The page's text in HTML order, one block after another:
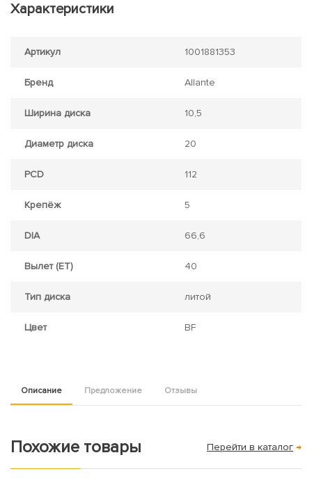
Характеристики
Артикул 1001881353
Бренд Allante
Ширина диска 10,5
Диаметр диска 20
PCD 112
Крепёж 5
DIA 66,6
Вылет (ET) 40
Тип диска литой
Цвет BF
Описание Предложение Отзывы
Похожие товары Перейти в каталог →